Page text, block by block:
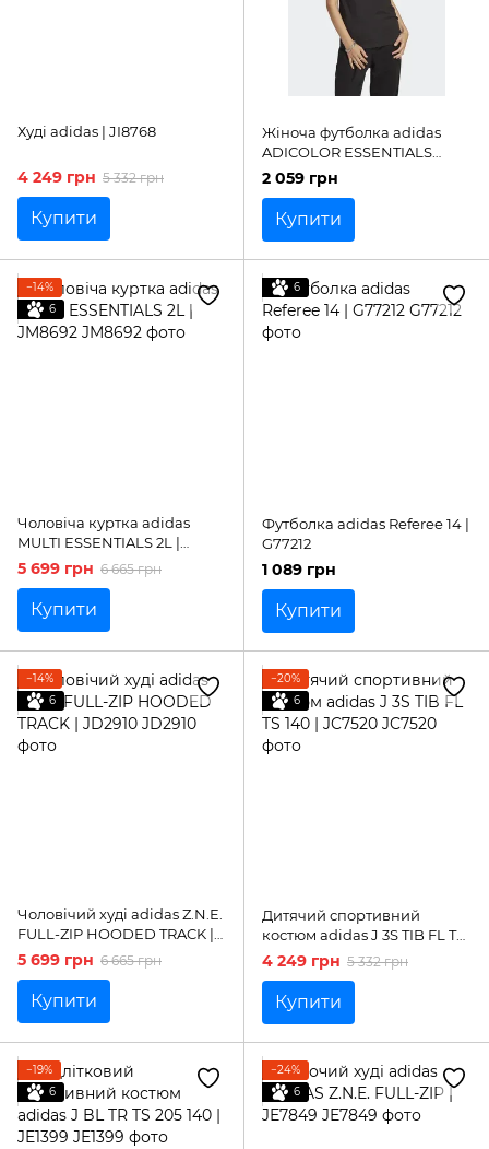
Худі adidas | JI8768
4 249 грн 5 332 грн
Купити
Жіноча футболка adidas
ADICOLOR ESSENTIALS
REGULAR | IC1826
2 059 грн
Купити
−14%
6
Чоловіча куртка adidas
MULTI ESSENTIALS 2L |
JM8692
5 699 грн 6 665 грн
Купити
6
Футболка adidas Referee 14 |
G77212
1 089 грн
Купити
−14%
6
Чоловічий худі adidas Z.N.E.
FULL-ZIP HOODED TRACK |
JD2910
5 699 грн 6 665 грн
Купити
−20%
6
Дитячий спортивний
костюм adidas J 3S TIB FL TS
140 | JC7520
4 249 грн 5 332 грн
Купити
−19%
6
−24%
6